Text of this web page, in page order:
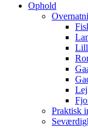
Ophold
Praktisk